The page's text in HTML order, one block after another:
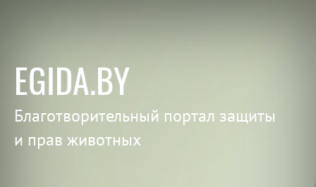
EGIDA.BY
Благотворительный портал защиты
и прав животных